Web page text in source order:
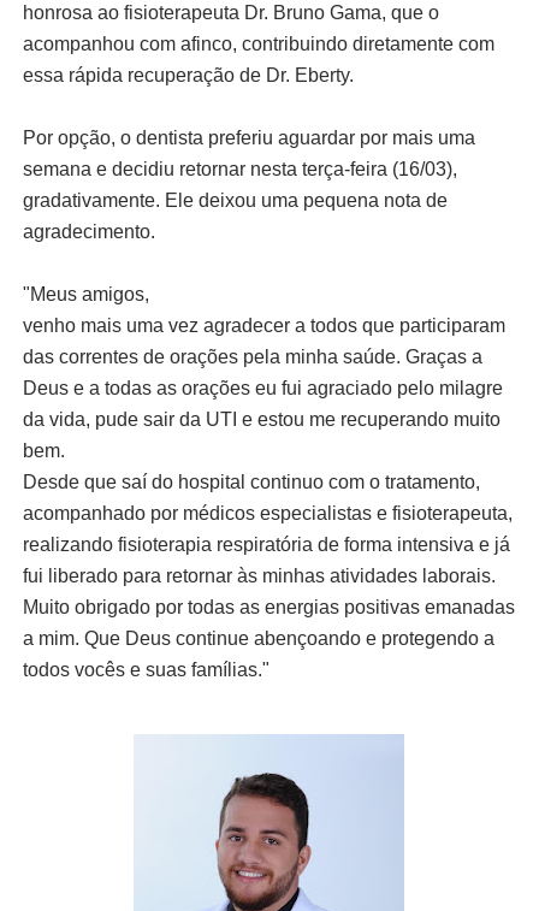
honrosa ao fisioterapeuta Dr. Bruno Gama, que o
acompanhou com afinco, contribuindo diretamente com
essa rápida recuperação de Dr. Eberty.
Por opção, o dentista preferiu aguardar por mais uma
semana e decidiu retornar nesta terça-feira (16/03),
gradativamente. Ele deixou uma pequena nota de
agradecimento.
"Meus amigos,
venho mais uma vez agradecer a todos que participaram
das correntes de orações pela minha saúde. Graças a
Deus e a todas as orações eu fui agraciado pelo milagre
da vida, pude sair da UTI e estou me recuperando muito
bem.
Desde que saí do hospital continuo com o tratamento,
acompanhado por médicos especialistas e fisioterapeuta,
realizando fisioterapia respiratória de forma intensiva e já
fui liberado para retornar às minhas atividades laborais.
Muito obrigado por todas as energias positivas emanadas
a mim. Que Deus continue abençoando e protegendo a
todos vocês e suas famílias."